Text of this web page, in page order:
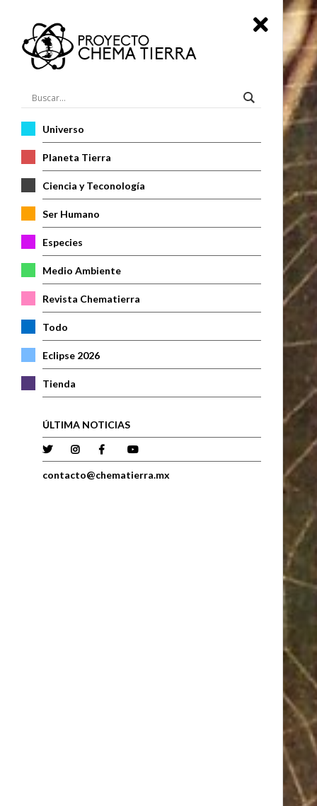
Universo
Planeta Tierra
Ciencia y Teconología
Ser Humano
Especies
Medio Ambiente
Revista Chematierra
Todo
Eclipse 2026
Tienda
ÚLTIMA NOTICIAS
contacto@chematierra.mx